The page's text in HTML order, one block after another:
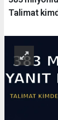
Talimat